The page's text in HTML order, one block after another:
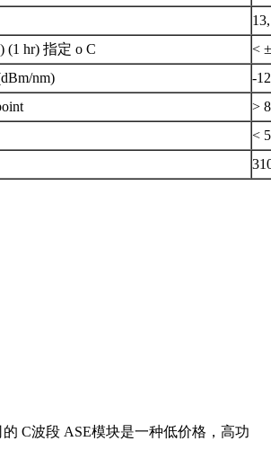
(1 hr) 指定 o C
<
nm)
-12
>
<
C波段 ASE模块是一种低价格，高功